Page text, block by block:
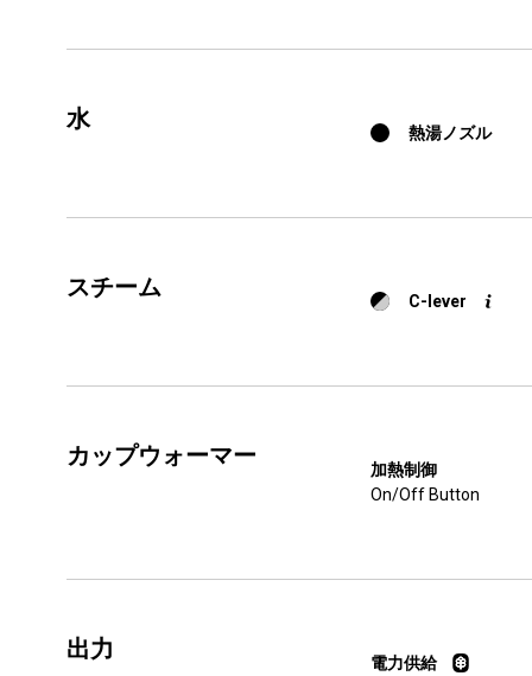
水 熱湯ノズル
スチーム C-lever
カップウォーマー
加熱制御
On/Off Button
出力
電力供給
すべて 製品情報